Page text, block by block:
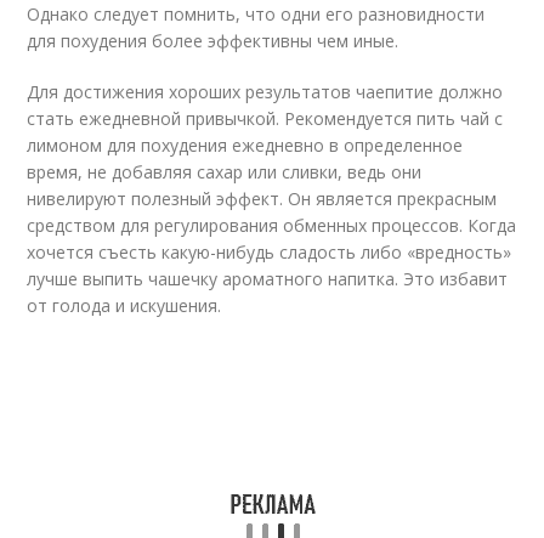
Однако следует помнить, что одни его разновидности
для похудения более эффективны чем иные.
Для достижения хороших результатов чаепитие должно
стать ежедневной привычкой. Рекомендуется пить чай с
лимоном для похудения ежедневно в определенное
время, не добавляя сахар или сливки, ведь они
нивелируют полезный эффект. Он является прекрасным
средством для регулирования обменных процессов. Когда
хочется съесть какую-нибудь сладость либо «вредность»
лучше выпить чашечку ароматного напитка. Это избавит
от голода и искушения.